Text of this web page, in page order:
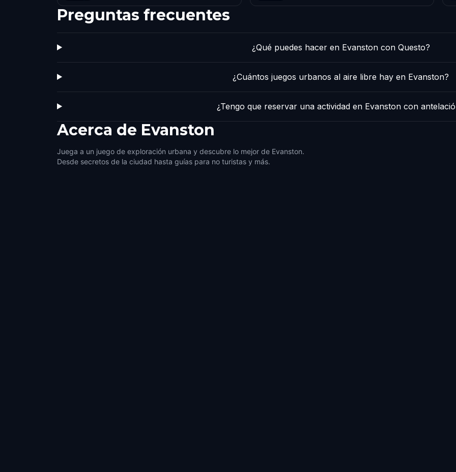
Preguntas frecuentes
¿Qué puedes hacer en Evanston con Questo?
¿Cuántos juegos urbanos al aire libre hay en Evanston?
¿Tengo que reservar una actividad en Evanston con
Acerca de Evanston
Juega a un juego de exploración urbana y descubre lo mejor de Evanston.
Desde secretos de la ciudad hasta guías para no turistas y más.